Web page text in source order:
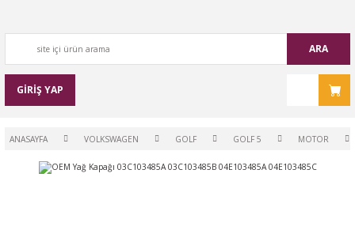
ARA
GİRİŞ YAP
ANASAYFA VOLKSWAGEN GOLF GOLF 5 MOTOR